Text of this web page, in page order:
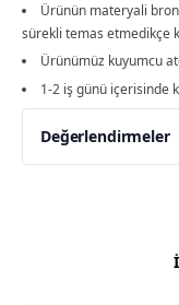
Ürünün materyali
sürekli temas etmedikçe
Ürünümüz kuyumcu
1-2 iş günü içerisinde
Değerlendirmeler
Bu ürün için